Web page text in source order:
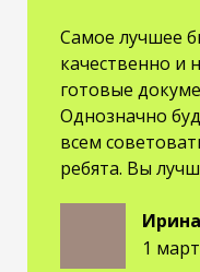
Самое лучшее
качественно и
готовые
Однозначно
всем
ребята. Вы
1